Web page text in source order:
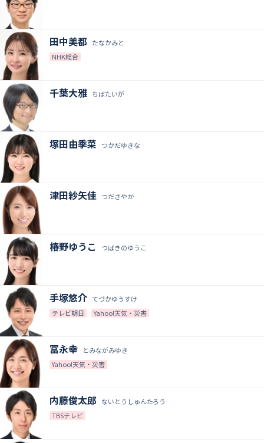
たなかみと
田中美都
NHK総合
ちばたいが
千葉大雅
つかだゆきな
塚田由季菜
つださやか
津田紗矢佳
つばきのゆうこ
椿野ゆうこ
てづかゆうすけ
手塚悠介
テレビ朝日 Yahoo!天気・災害
とみながみゆき
冨永幸
Yahoo!天気・災害
ないとうしゅんたろう
内藤俊太郎
TBSテレビ